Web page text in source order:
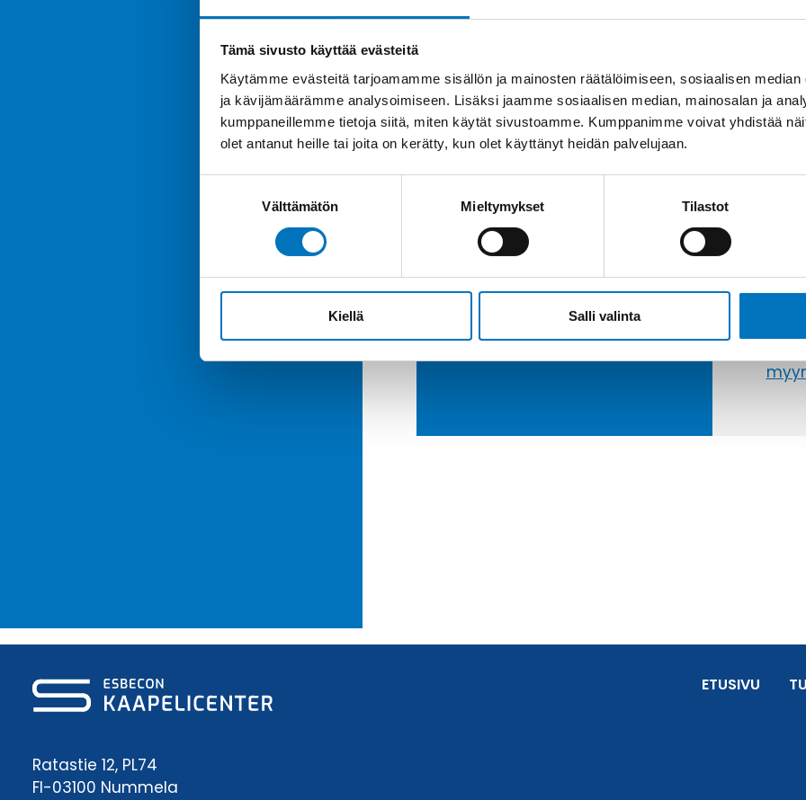
Tämä sivusto käyttää evästeitä
Käytämme evästeitä tarjoamamme sisällön ja mainosten räätälöimiseen, sosiaalisen
ja kävijämäärämme analysoimiseen. Lisäksi jaamme sosiaalisen median, mainosalan ja
kumppaneillemme tietoja siitä, miten käytät sivustoamme. Kumppanimme voivat yhdistää
olet antanut heille tai joita on kerätty, kun olet käyttänyt heidän palvelujaan.
Välttämätön Mieltymykset Tilastot
Kiellä Salli valinta
Kysyttävää?
Anna meidän
auttaa.
Ratastie 12, PL74
FI-03100 Nummela
ETUSIVU